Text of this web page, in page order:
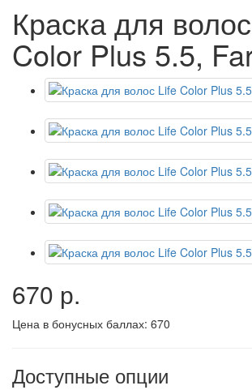
Краска для
Color Plus 5.5,
670 р.
Цена в бонусных баллах: 670
Доступные опции